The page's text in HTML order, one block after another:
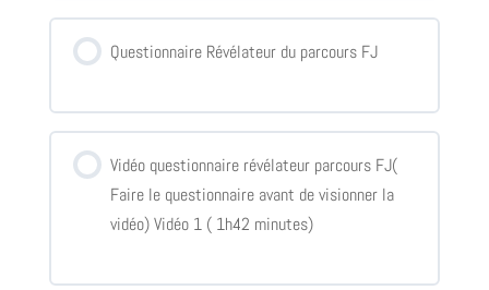
Questionnaire Révélateur du parcours FJ
Vidéo questionnaire révélateur parcours FJ(
Faire le questionnaire avant de visionner la
vidéo) Vidéo 1 ( 1h42 minutes)